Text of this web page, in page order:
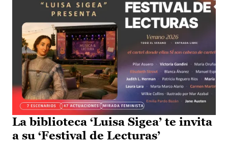
La biblioteca ‘Luisa Sigea’ te invita
a su ‘Festival de Lecturas’